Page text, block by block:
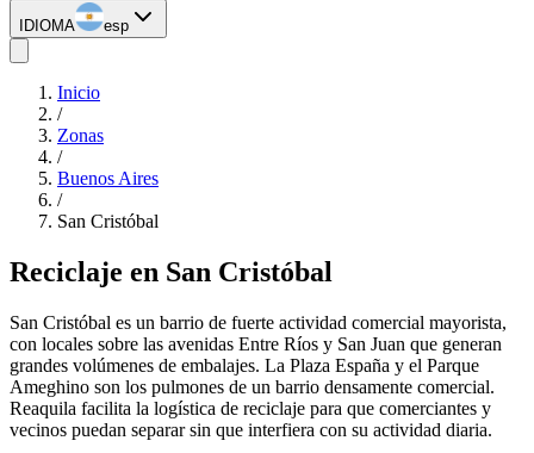
IDIOMA esp
Inicio
/
Zonas
/
Buenos Aires
/
San Cristóbal
Reciclaje en San Cristóbal
San Cristóbal es un barrio de fuerte actividad comercial mayorista,
con locales sobre las avenidas Entre Ríos y San Juan que generan
grandes volúmenes de embalajes. La Plaza España y el Parque
Ameghino son los pulmones de un barrio densamente comercial.
Reaquila facilita la logística de reciclaje para que comerciantes y
vecinos puedan separar sin que interfiera con su actividad diaria.